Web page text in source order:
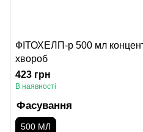
ФІТОХЕЛП-р 500 мл
хвороб
423 грн
В наявності
Фасування
500 МЛ